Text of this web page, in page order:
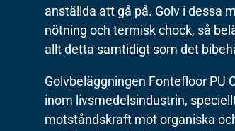
anställda att gå på. Golv i dessa
nötning och termisk chock, så
allt detta samtidigt som det
Golvbeläggningen Fontefloor PU
inom livsmedelsindustrin,
motståndskraft mot organiska